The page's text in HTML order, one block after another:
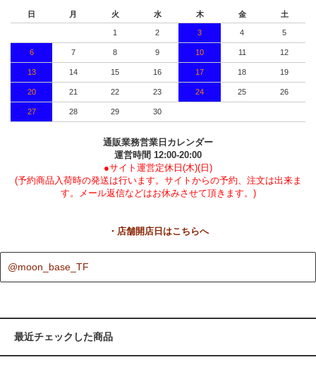
日 月 火 水 木 金 土
1 2 3 4 5
6 7 8 9 10 11 12
13 14 15 16 17 18 19
20 21 22 23 24 25 26
27 28 29 30
通販業務営業日カレンダー
運営時間 12:00-20:00
●サイト運営定休日(木)(日)
(予約商品入荷時の発送は行います。サイトからの予約、注文は出来ま
す。メール返信などはお休みさせて頂きます。)
・店舗開店日はこちらへ
@moon_base_TF
最近チェックした商品